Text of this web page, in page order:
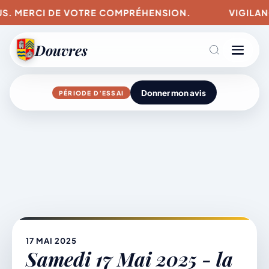
MERCI DE VOTRE COMPRÉHENSION.
Douvres
Agenda
Mairie & Vie municipale
PÉRIODE D’ESSAI Donner mon avis
17 MAI 2025
Samedi 17 Mai 2025 - la